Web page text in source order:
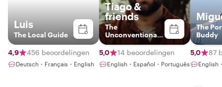
Luis
The Local Guide
4,9 456 beoordelingen
Deutsch・Français・English
Tiago &
friends
The
Unconventional
Historian
5,0
14 beoordelingen
English・Español・Português
The
Buddy
5,0 87
English